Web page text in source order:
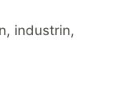
industrin,